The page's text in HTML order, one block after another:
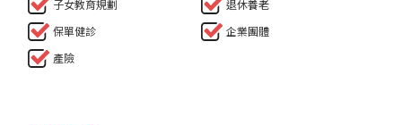
子女教育規劃
退休養老
保單健診
企業團體
產險